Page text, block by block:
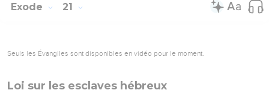
Exode 21
Seuls les Évangiles sont disponibles en vidéo pour le moment.
Loi sur les esclaves hébreux